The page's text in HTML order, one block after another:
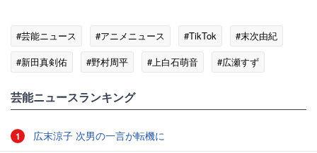
#芸能ニュース #アニメニュース #TikTok
#末次由紀
#新田真剣佑
#野村周平 #上白石萌音
#広瀬すず
芸能ニュースランキング
1 広末涼子 次男の一言が転機に